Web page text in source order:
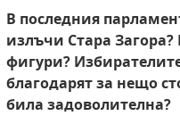
В последния
излъчи Стара
фигури?
благодарят за нещо
била задоволителна?